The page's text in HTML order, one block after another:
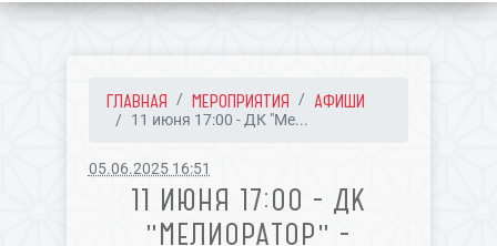
ГЛАВНАЯ МЕРОПРИЯТИЯ АФИШИ
11 июня 17:00 - ДК "Ме...
05.06.2025 16:51
11 ИЮНЯ 17:00 - ДК
"МЕЛИОРАТОР" -